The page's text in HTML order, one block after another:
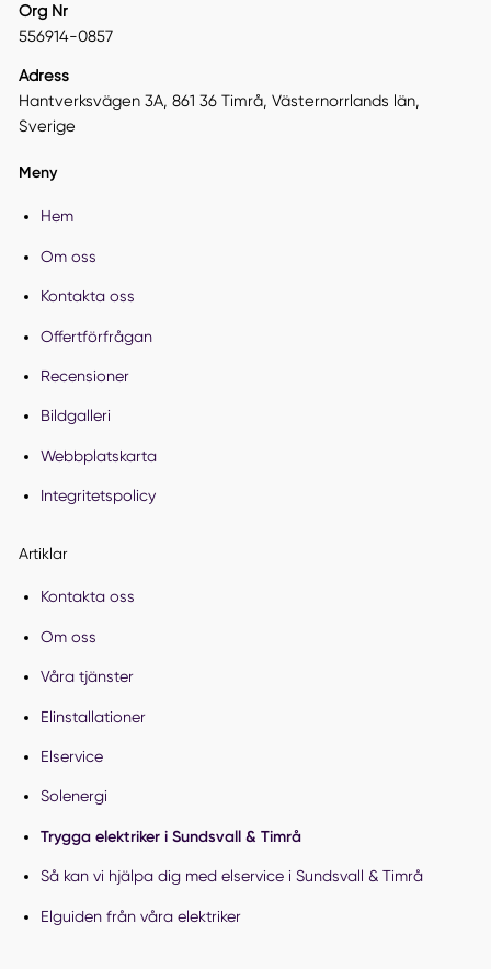
Org Nr
556914-0857
Adress
Hantverksvägen 3A, 861 36 Timrå, Västernorrlands län,
Sverige
Meny
Hem
Om oss
Kontakta oss
Offertförfrågan
Recensioner
Bildgalleri
Webbplatskarta
Integritetspolicy
Artiklar
Kontakta oss
Om oss
Våra tjänster
Elinstallationer
Elservice
Solenergi
Trygga elektriker i Sundsvall & Timrå
Så kan vi hjälpa dig med elservice i Sundsvall & Timrå
Elguiden från våra elektriker